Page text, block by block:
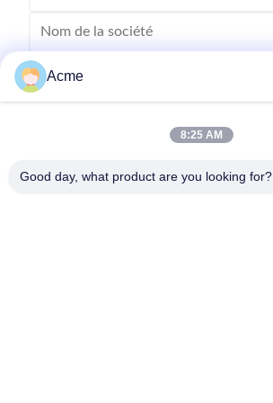
Envoyez
Acme
8:25 AM
Good day, what product are you looking for?